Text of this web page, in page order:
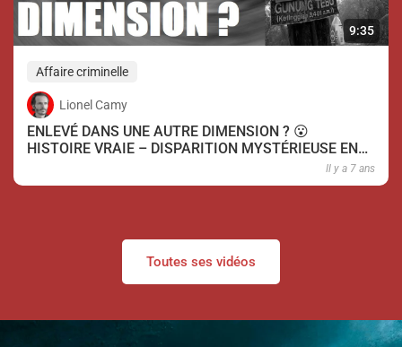
9:35
Affaire criminelle
Lionel Camy
ENLEVÉ DANS UNE AUTRE DIMENSION ? 😮
HISTOIRE VRAIE – DISPARITION MYSTÉRIEUSE EN
Il y a 7 ans
Toutes ses vidéos